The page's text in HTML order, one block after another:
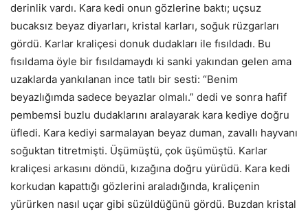
derinlik vardı. Kara kedi onun gözlerine baktı; uçsuz
bucaksız beyaz diyarları, kristal karları, soğuk rüzgarları
gördü. Karlar kraliçesi donuk dudakları ile fısıldadı. Bu
fısıldama öyle bir fısıldamaydı ki sanki yakından gelen ama
uzaklarda yankılanan ince tatlı bir sesti: “Benim
beyazlığımda sadece beyazlar olmalı.” dedi ve sonra hafif
pembemsi buzlu dudaklarını aralayarak kara kediye doğru
üfledi. Kara kediyi sarmalayan beyaz duman, zavallı hayvanı
soğuktan titretmişti. Üşümüştü, çok üşümüştü. Karlar
kraliçesi arkasını döndü, kızağına doğru yürüdü. Kara kedi
korkudan kapattığı gözlerini araladığında, kraliçenin
yürürken nasıl uçar gibi süzüldüğünü gördü. Buzdan kristal